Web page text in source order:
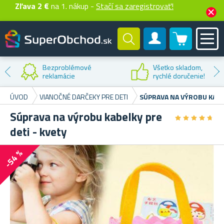
Zľava 2 € na 1. nákup - Stačí sa zaregistrovať!
Zákaznícky účet
0 produktů
skladom,
doručenie!
ÚVOD VIANOČNÉ DARČEKY PRE DETI SÚPRAVA NA VÝROBU
Súprava na výrobu kabelky pre
deti - kvety
★★★★★
★★★★★
-54 %